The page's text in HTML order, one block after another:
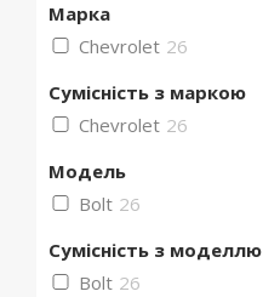
Марка
Chevrolet 26
Сумісність з маркою
Chevrolet 26
Модель
Bolt 26
Сумісність з моделлю
Bolt 26